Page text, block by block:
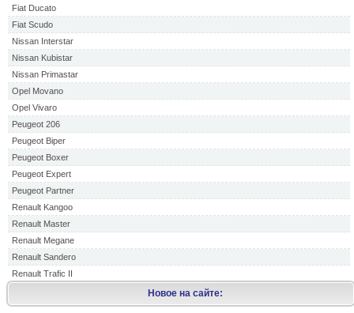
Fiat Ducato
Fiat Scudo
Nissan Interstar
Nissan Kubistar
Nissan Primastar
Opel Movano
Opel Vivaro
Peugeot 206
Peugeot Biper
Peugeot Boxer
Peugeot Expert
Peugeot Partner
Renault Kangoo
Renault Master
Renault Megane
Renault Sandero
Renault Trafic II
Новое на сайте: